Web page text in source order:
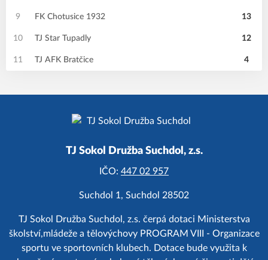
9 FK Chotusice 1932 13
10 TJ Star Tupadly 12
11 TJ AFK Bratčice 4
TJ Sokol Družba Suchdol, z.s.
IČO: 447 02 957
Suchdol 1, Suchdol 28502
TJ Sokol Družba Suchdol, z.s. čerpá dotaci Ministerstva
školství,mládeže a tělovýchovy PROGRAM VIII - Organizace
sportu ve sportovních klubech. Dotace bude využita k